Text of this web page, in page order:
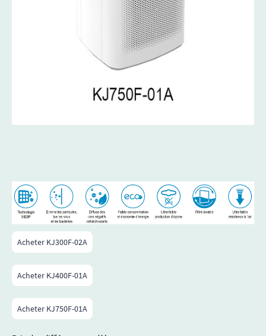
Acheter KJ300F-02A
Acheter KJ400F-01A
Acheter KJ750F-01A